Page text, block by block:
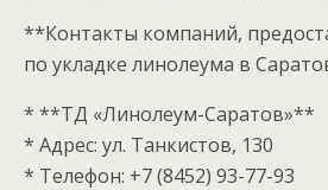
**Контакты компаний,
по укладке линолеума в
* **ТД «Линолеум-Саратов»**
* Адрес: ул. Танкистов, 130
* Телефон: +7 (8452) 93-77-93